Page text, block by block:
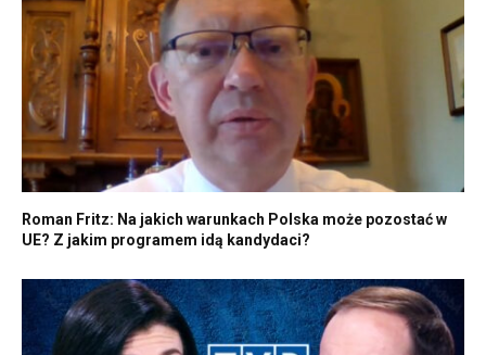
Roman Fritz: Na jakich warunkach Polska może pozostać w
UE? Z jakim programem idą kandydaci?